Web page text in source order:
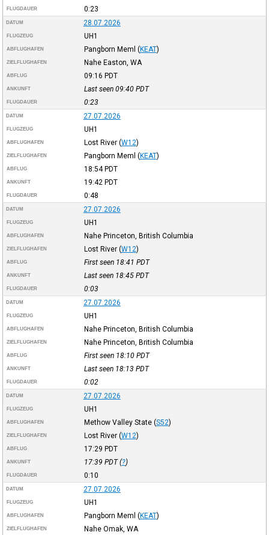
FLUGDAUER 0:23
DATUM 28.07.2026
FLUGZEUG UH1
ABFLUGHAFEN Pangborn Meml (KEAT)
ZIELFLUGHAFEN Nahe Easton, WA
ABFLUG 09:16 PDT
ANKUNFT Last seen 09:40 PDT
FLUGDAUER 0:23
DATUM 27.07.2026
FLUGZEUG UH1
ABFLUGHAFEN Lost River (W12)
ZIELFLUGHAFEN Pangborn Meml (KEAT)
ABFLUG 18:54PDT
ANKUNFT 19:42 PDT
FLUGDAUER 0:48
DATUM 27.07.2026
FLUGZEUG UH1
ABFLUGHAFEN Nahe Princeton, British Columbia
ZIELFLUGHAFEN Lost River (W12)
ABFLUG First seen 18:41 PDT
ANKUNFT Last seen 18:45 PDT
FLUGDAUER 0:03
DATUM 27.07.2026
FLUGZEUG UH1
ABFLUGHAFEN Nahe Princeton, British Columbia
ZIELFLUGHAFEN Nahe Princeton, British Columbia
ABFLUG First seen 18:10 PDT
ANKUNFT Last seen 18:13 PDT
FLUGDAUER 0:02
DATUM 27.07.2026
FLUGZEUG UH1
ABFLUGHAFEN Methow Valley State (S52)
ZIELFLUGHAFEN Lost River (W12)
ABFLUG 17:29 PDT
ANKUNFT 17:39 PDT(?)
FLUGDAUER 0:10
DATUM 27.07.2026
FLUGZEUG UH1
ABFLUGHAFEN Pangborn Meml (KEAT)
ZIELFLUGHAFEN Nahe Omak, WA